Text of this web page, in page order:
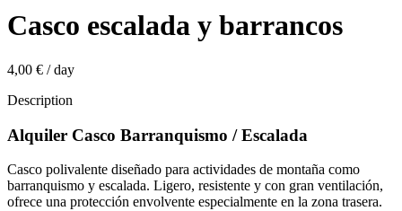
Casco escalada y barrancos
4,00 € /day
Description
Alquiler Casco Barranquismo / Escalada
Casco polivalente diseñado para actividades de montaña como
barranquismo y escalada. Ligero, resistente y con gran ventilación,
ofrece una protección envolvente especialmente en la zona trasera.